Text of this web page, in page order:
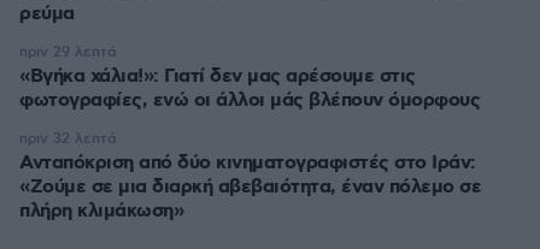
ρεύμα
«Βγήκα χάλια!»: Γιατί δεν μας αρέσουμε στις
φωτογραφίες, ενώ οι άλλοι μάς βλέπουν όμορφους
πριν 29 λεπτά
Ανταπόκριση από δύο κινηματογραφιστές στο Ιράν:
«Ζούμε σε μια διαρκή αβεβαιότητα, έναν πόλεμο σε
πλήρη κλιμάκωση»
πριν 32 λεπτά